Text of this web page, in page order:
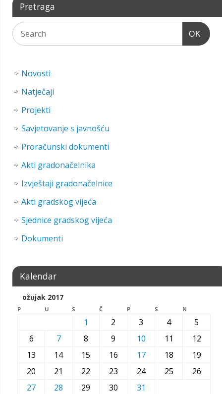
Pretraga
OK
Novosti
Natječaji
Projekti
Savjetovanje s javnošću
Proračunski dokumenti
Akti gradonačelnika
Izvještaji gradonačelnice
Akti gradskog vijeća
Sjednice gradskog vijeća
Dokumenti
Kalendar
ožujak 2017
P U S Č P S N
1 2 3 4
5
6
7 8 9 10 11
12
13
14 15 16 17 18
19
20
21 22 23 24 25
26
27
28 29 30
31